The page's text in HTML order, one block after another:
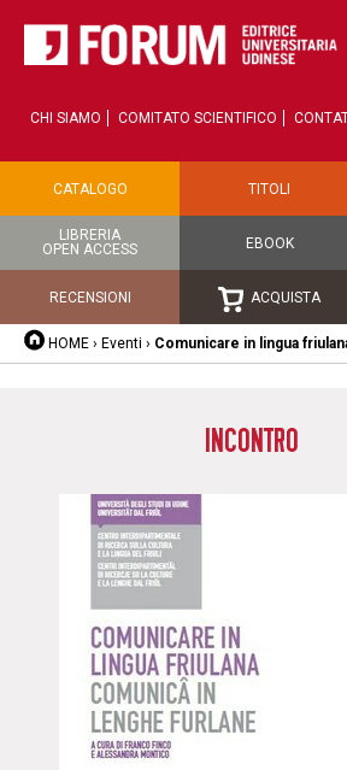
CHI SIAMO COMITATO SCIENTIFICO
CATALOGO TITOLI
LIBRERIA
OPEN ACCESS
EBOOK
RECENSIONI ACQUISTA
HOME › Eventi › Comunicare in lingua
INCONTRO